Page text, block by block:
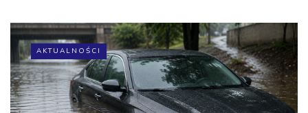
AKTUALNOŚCI